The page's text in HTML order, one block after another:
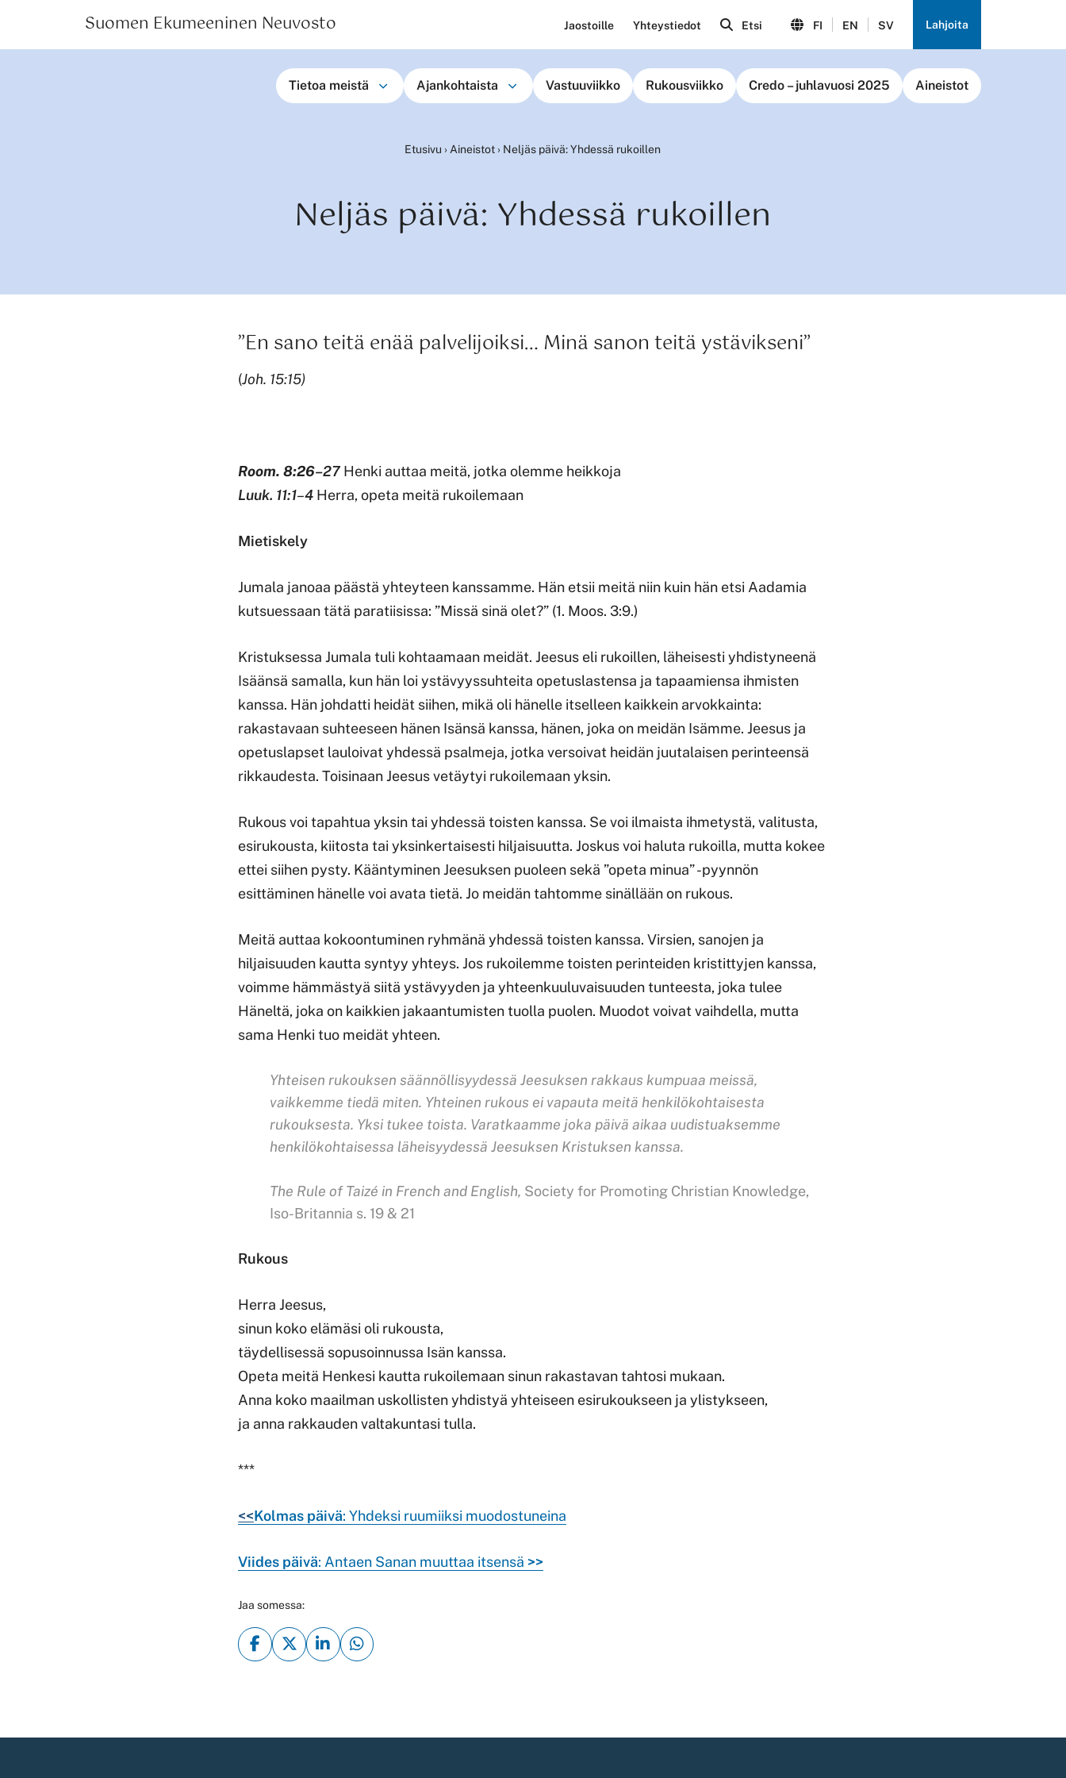
Suomen Ekumeeninen Neuvosto Jaostoille Yhteystiedot Etsi FI EN SV Lahjoita
Tietoa meistä Ajankohtaista Vastuuviikko Rukousviikko Credo – juhlavuosi 2025 Aineistot
Etusivu › Aineistot › Neljäs päivä: Yhdessä rukoillen
Neljäs päivä: Yhdessä rukoillen
”En sano teitä enää palvelijoiksi… Minä sanon teitä ystävikseni”
(Joh. 15:15)
Room. 8:26–27 Henki auttaa meitä, jotka olemme heikkoja
Luuk. 11:1–4 Herra, opeta meitä rukoilemaan
Mietiskely
Jumala janoaa päästä yhteyteen kanssamme. Hän etsii meitä niin kuin hän etsi Aadamia
kutsuessaan tätä paratiisissa: ”Missä sinä olet?” (1. Moos. 3:9.)
Kristuksessa Jumala tuli kohtaamaan meidät. Jeesus eli rukoillen, läheisesti yhdistyneenä
Isäänsä samalla, kun hän loi ystävyyssuhteita opetuslastensa ja tapaamiensa ihmisten
kanssa. Hän johdatti heidät siihen, mikä oli hänelle itselleen kaikkein arvokkainta:
rakastavaan suhteeseen hänen Isänsä kanssa, hänen, joka on meidän Isämme. Jeesus ja
opetuslapset lauloivat yhdessä psalmeja, jotka versoivat heidän juutalaisen perinteensä
rikkaudesta. Toisinaan Jeesus vetäytyi rukoilemaan yksin.
Rukous voi tapahtua yksin tai yhdessä toisten kanssa. Se voi ilmaista ihmetystä, valitusta,
esirukousta, kiitosta tai yksinkertaisesti hiljaisuutta. Joskus voi haluta rukoilla, mutta kokee
ettei siihen pysty. Kääntyminen Jeesuksen puoleen sekä ”opeta minua” -pyynnön
esittäminen hänelle voi avata tietä. Jo meidän tahtomme sinällään on rukous.
Meitä auttaa kokoontuminen ryhmänä yhdessä toisten kanssa. Virsien, sanojen ja
hiljaisuuden kautta syntyy yhteys. Jos rukoilemme toisten perinteiden kristittyjen kanssa,
voimme hämmästyä siitä ystävyyden ja yhteenkuuluvaisuuden tunteesta, joka tulee
Häneltä, joka on kaikkien jakaantumisten tuolla puolen. Muodot voivat vaihdella, mutta
sama Henki tuo meidät yhteen.
Yhteisen rukouksen säännöllisyydessä Jeesuksen rakkaus kumpuaa meissä,
vaikkemme tiedä miten. Yhteinen rukous ei vapauta meitä henkilökohtaisesta
rukouksesta. Yksi tukee toista. Varatkaamme joka päivä aikaa uudistuaksemme
henkilökohtaisessa läheisyydessä Jeesuksen Kristuksen kanssa.
The Rule of Taizé in French and English, Society for Promoting Christian Knowledge,
Iso-Britannia s. 19 & 21
Rukous
Herra Jeesus,
sinun koko elämäsi oli rukousta,
täydellisessä sopusoinnussa Isän kanssa.
Opeta meitä Henkesi kautta rukoilemaan sinun rakastavan tahtosi mukaan.
Anna koko maailman uskollisten yhdistyä yhteiseen esirukoukseen ja ylistykseen,
ja anna rakkauden valtakuntasi tulla.
***
<<Kolmas päivä: Yhdeksi ruumiiksi muodostuneina
Viides päivä: Antaen Sanan muuttaa itsensä >>
Jaa somessa: